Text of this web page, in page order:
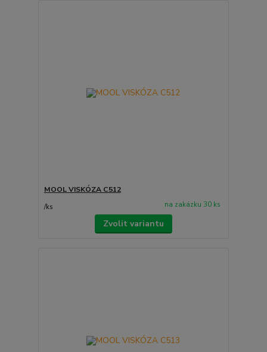
MOOL VISKÓZA C512
/ks na zakázku 30 ks
Zvolit variantu